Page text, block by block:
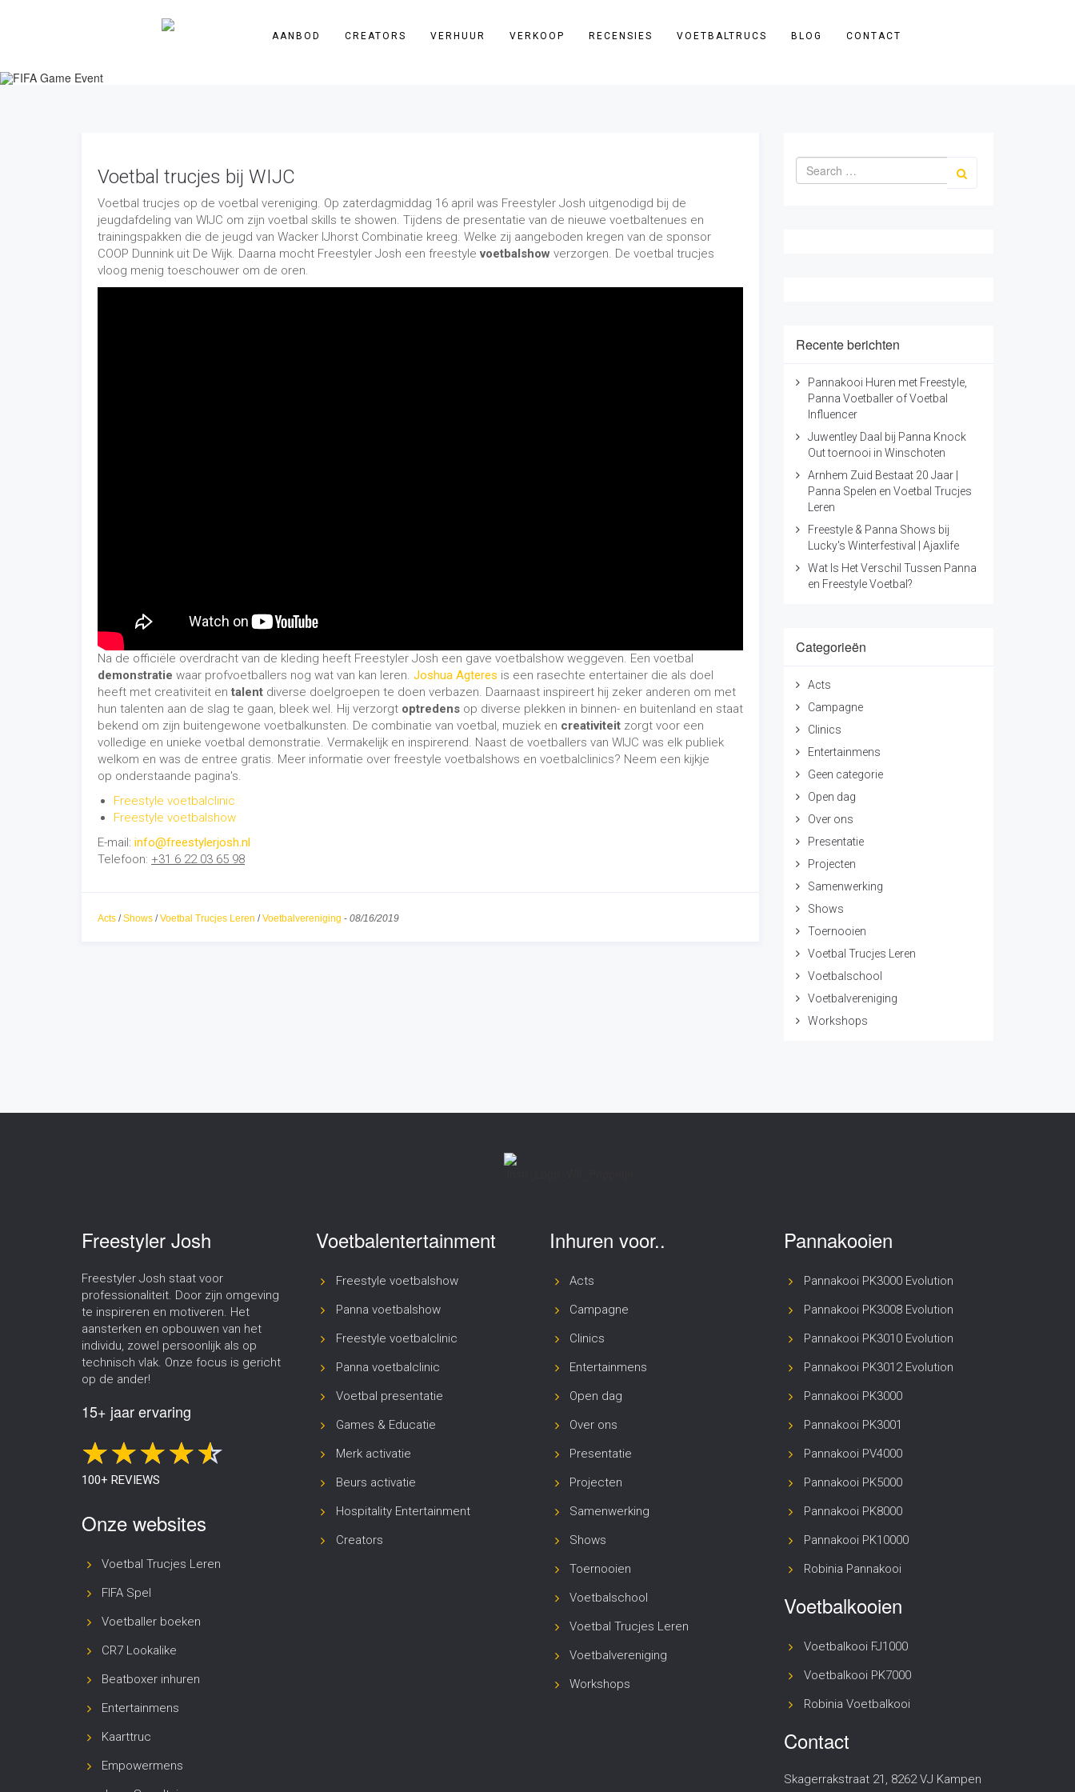
AANBOD CREATORS VERHUUR VERKOOP RECENSIES VOETBALTRUCS BLOG CONTACT
Voetbal trucjes bij WIJC
Voetbal trucjes op de voetbal vereniging. Op zaterdagmiddag 16 april was Freestyler Josh uitgenodigd bij de
jeugdafdeling van WIJC om zijn voetbal skills te showen. Tijdens de presentatie van de nieuwe voetbaltenues en
trainingspakken die de jeugd van Wacker IJhorst Combinatie kreeg. Welke zij aangeboden kregen van de sponsor
COOP Dunnink uit De Wijk. Daarna mocht Freestyler Josh een freestylevoetbalshow verzorgen. De voetbal trucjes
vloog menig toeschouwer om de oren.
Na de officiële overdracht van de kleding heeft Freestyler Josh een gave voetbalshow weggeven. Een voetbal
demonstratie waar profvoetballers nog wat van kan leren. Joshua Agteres is een rasechte entertainer die als doel
heeft met creativiteit en talent diverse doelgroepen te doen verbazen. Daarnaast inspireert hij zeker anderen om met
hun talenten aan de slag te gaan, bleek wel. Hij verzorgt optredens op diverse plekken in binnen- en buitenland en staat
bekend om zijn buitengewone voetbalkunsten. De combinatie van voetbal, muziek en creativiteit zorgt voor een
volledige en unieke voetbal demonstratie. Vermakelijk en inspirerend. Naast de voetballers van WIJC was elk publiek
welkom en was de entree gratis. Meer informatie over freestyle voetbalshows en voetbalclinics? Neem een kijkje
op onderstaande pagina's.
Freestyle voetbalclinic
Freestyle voetbalshow
E-mail: info@freestylerjosh.nl
Telefoon: +31 6 22 03 65 98
Acts /Shows /Voetbal Trucjes Leren /Voetbalvereniging - 08/16/2019
Recente berichten
Pannakooi Huren met Freestyle,
Panna Voetballer of Voetbal
Influencer
Juwentley Daal bij Panna Knock
Out toernooi in Winschoten
Arnhem Zuid Bestaat 20 Jaar |
Panna Spelen en Voetbal Trucjes
Leren
Freestyle & Panna Shows bij
Lucky's Winterfestival | Ajaxlife
Wat Is Het Verschil Tussen Panna
en Freestyle Voetbal?
Categorieën
Acts
Campagne
Clinics
Entertainmens
Geen categorie
Open dag
Over ons
Presentatie
Projecten
Samenwerking
Shows
Toernooien
Voetbal Trucjes Leren
Voetbalschool
Voetbalvereniging
Workshops
Freestyler Josh
Freestyler Josh staat voor
professionaliteit. Door zijn omgeving
te inspireren en motiveren. Het
aansterken en opbouwen van het
individu, zowel persoonlijk als op
technisch vlak. Onze focus is gericht
op de ander!
15+ jaar ervaring
100+ REVIEWS
Onze websites
Voetbal Trucjes Leren
FIFA Spel
Voetballer boeken
CR7 Lookalike
Beatboxer inhuren
Entertainmens
Kaarttruc
Empowermens
Voetbalentertainment
Freestyle voetbalshow
Panna voetbalshow
Freestyle voetbalclinic
Panna voetbalclinic
Voetbal presentatie
Games & Educatie
Merk activatie
Beurs activatie
Hospitality Entertainment
Creators
Inhuren voor..
Acts
Campagne
Clinics
Entertainmens
Open dag
Over ons
Presentatie
Projecten
Samenwerking
Shows
Toernooien
Voetbalschool
Voetbal Trucjes Leren
Voetbalvereniging
Workshops
Pannakooien
Pannakooi PK3000 Evolution
Pannakooi PK3008 Evolution
Pannakooi PK3010 Evolution
Pannakooi PK3012 Evolution
Pannakooi PK3000
Pannakooi PK3001
Pannakooi PV4000
Pannakooi PK5000
Pannakooi PK8000
Pannakooi PK10000
Robinia Pannakooi
Voetbalkooien
Voetbalkooi FJ1000
Voetbalkooi PK7000
Robinia Voetbalkooi
Contact
Skagerrakstraat 21, 8262 VJ Kampen